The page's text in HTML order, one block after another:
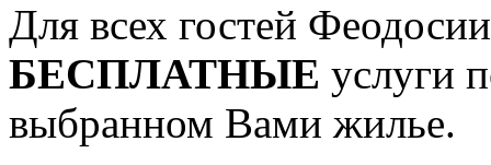
Для всех гостей
БЕСПЛАТНЫЕ услуги
выбранном Вами жилье.